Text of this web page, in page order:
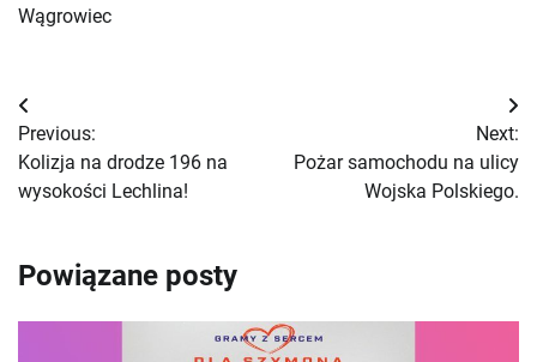
Wągrowiec
Nawigacja
wpisu
Previous:
Kolizja na drodze 196 na
wysokości Lechlina!
Next:
Pożar samochodu na ulicy
Wojska Polskiego.
Powiązane posty